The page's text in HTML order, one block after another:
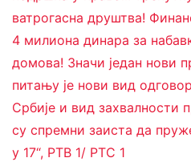
ватрогасна друштва!
4 милиона динара за
домова! Значи један нови
питању је нови вид
Србије и вид захвалности
су спремни заиста да
у 17“, РТВ 1/ РТС 1